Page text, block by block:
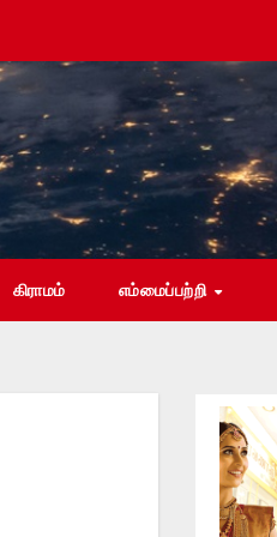
கிராமம் எம்மைப்பற்றி